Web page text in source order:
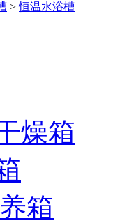
>恒温水浴槽
燥箱
箱